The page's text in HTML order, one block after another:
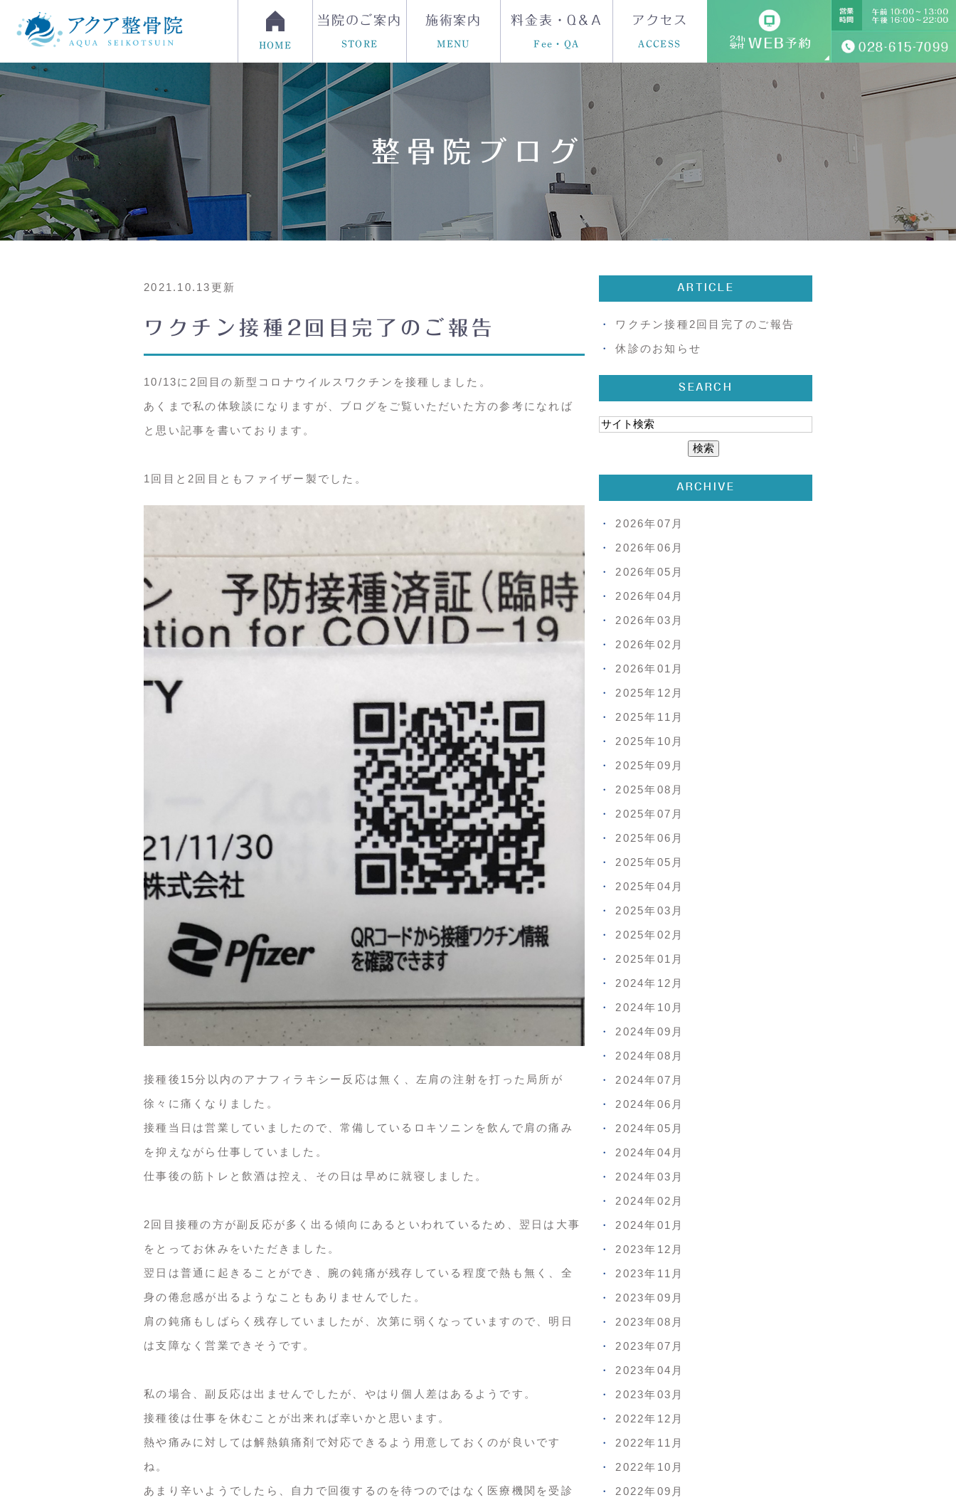
HOME
当院のご案内
STORE
施術案内
MENU
料金表・Q＆A
Fee・QA
アクセス
ACCESS
整骨院ブログ
2021.10.13更新
ワクチン接種2回目完了のご報告
10/13に2回目の新型コロナウイルスワクチンを接種しました。
あくまで私の体験談になりますが、ブログをご覧いただいた方の参考になれば
と思い記事を書いております。
1回目と2回目ともファイザー製でした。
接種後15分以内のアナフィラキシー反応は無く、左肩の注射を打った局所が
徐々に痛くなりました。
接種当日は営業していましたので、常備しているロキソニンを飲んで肩の痛み
を抑えながら仕事していました。
仕事後の筋トレと飲酒は控え、その日は早めに就寝しました。
2回目接種の方が副反応が多く出る傾向にあるといわれているため、翌日は大事
をとってお休みをいただきました。
翌日は普通に起きることができ、腕の鈍痛が残存している程度で熱も無く、全
身の倦怠感が出るようなこともありませんでした。
肩の鈍痛もしばらく残存していましたが、次第に弱くなっていますので、明日
は支障なく営業できそうです。
私の場合、副反応は出ませんでしたが、やはり個人差はあるようです。
接種後は仕事を休むことが出来れば幸いかと思います。
熱や痛みに対しては解熱鎮痛剤で対応できるよう用意しておくのが良いです
ね。
あまり辛いようでしたら、自力で回復するのを待つのではなく医療機関を受診
ARTICLE
ワクチン接種2回目完了のご報告
休診のお知らせ
SEARCH
ARCHIVE
2026年07月
2026年06月
2026年05月
2026年04月
2026年03月
2026年02月
2026年01月
2025年12月
2025年11月
2025年10月
2025年09月
2025年08月
2025年07月
2025年06月
2025年05月
2025年04月
2025年03月
2025年02月
2025年01月
2024年12月
2024年10月
2024年09月
2024年08月
2024年07月
2024年06月
2024年05月
2024年04月
2024年03月
2024年02月
2024年01月
2023年12月
2023年11月
2023年09月
2023年08月
2023年07月
2023年04月
2023年03月
2022年12月
2022年11月
2022年10月
2022年09月